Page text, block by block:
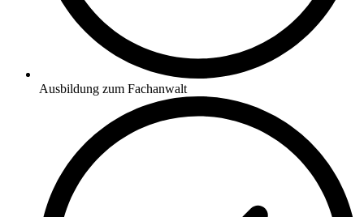
Ausbildung zum Fachanwalt